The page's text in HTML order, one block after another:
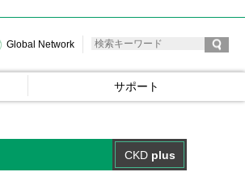
Global Network
サポート
CKD plus